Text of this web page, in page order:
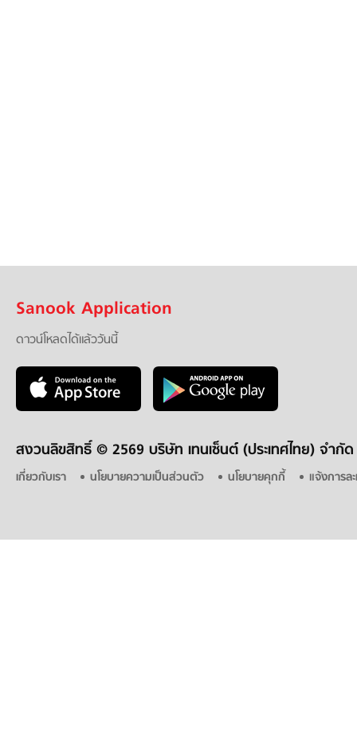
Sanook Application
ดาวน์โหลดได้แล้ววันนี้
สงวนลิขสิทธิ์ © 2569 บริษัท เทนเซ็นต์ (ประเทศไทย) จำกัด
เกี่ยวกับเรา นโยบายความเป็นส่วนตัว นโยบายคุกกี้ แจ้งการล